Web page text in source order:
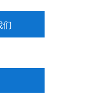
（DB9）
们